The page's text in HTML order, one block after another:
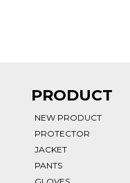
PRODUCT
NEW PRODUCT
PROTECTOR
JACKET
PANTS